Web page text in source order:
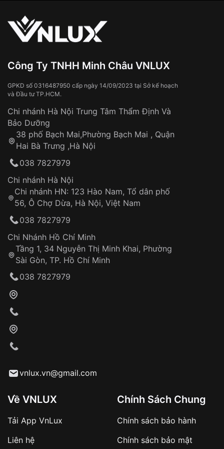
Từ khóa SEO:
Thời gian vận chuyển trung bình: 3 – 5 ngày
làm việc
Áp dụng cho tất cả tỉnh thành trên toàn quốc
Thời gian tính từ khi xác nhận đơn hàng thành
công
Hotline: 0585 215 215
Từ khóa SEO:
Khách hàng kiểm tra và thanh toán trực tiếp
Từ khóa SEO:
sản phẩm đặc biệt
Sử dụng sai cách như:
Tiếp xúc với hóa chất, chất tẩy rửa
Đeo đồng hồ khi tắm nước nóng, xông
Đồng hồ bị hư hỏng do:
Tai nạn hoặc tác động từ bên ngoài
Hao mòn tự nhiên theo thời gian:
Dây đeo
Sản phẩm đã bị:
Tự ý sửa chữa
thống VNLUX
Đảm bảo quyền lợi khách hàng
Đồng hành cùng khách hàng trong suốt quá
trình sử dụng
Công Ty TNHH Minh Châu VNLUX
GPKD số 0316487950 cấp ngày 14/09/2023 tại Sở kế hoạch
và Đầu tư TP.HCM.
Chi nhánh Hà Nội Trung Tâm Thẩm Định Và
Bảo Dưỡng
38 phố Bạch Mai,Phường Bạch Mai , Quận
Hai Bà Trưng ,Hà Nội
038 7827979
Chi nhánh Hà Nội
Chi nhánh HN: 123 Hào Nam, Tổ dân phố
56, Ô Chợ Dừa, Hà Nội, Việt Nam
038 7827979
Chi Nhánh Hồ Chí Minh
Tầng 1, 34 Nguyễn Thị Minh Khai, Phường
Sài Gòn, TP. Hồ Chí Minh
038 7827979
vnlux.vn@gmail.com
Về VNLUX
Tải App VnLux
Liên hệ
Chính Sách Chung
Chính sách bảo hành
Chính sách bảo mật